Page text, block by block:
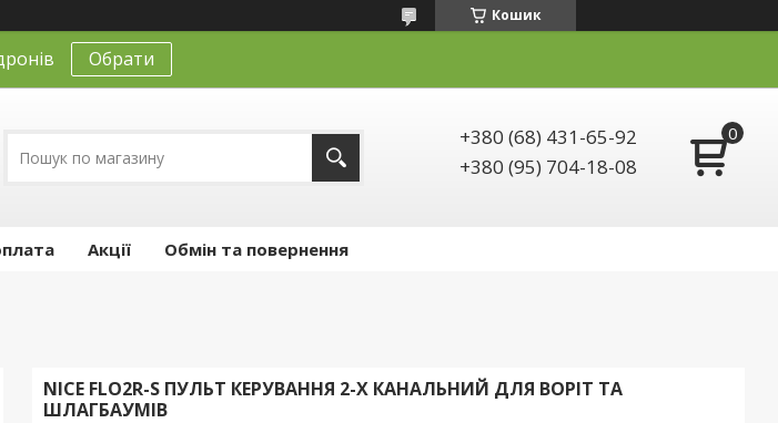
Кошик
Обрати
+380 (68) 431-65-92
+380 (95) 704-18-08
Акції Обмін та повернення
NICE FLO2R-S ПУЛЬТ КЕРУВАННЯ 2-Х КАНАЛЬНИЙ ДЛЯ ВОРІТ ТА
ШЛАГБАУМІВ